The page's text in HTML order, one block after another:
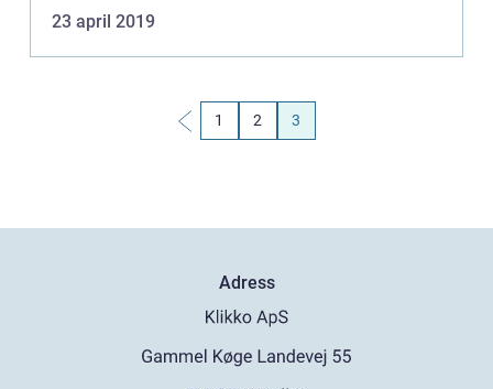
23 april 2019
1 2 3
Adress